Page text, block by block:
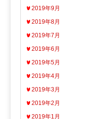
2019年9月
2019年8月
2019年7月
2019年6月
2019年5月
2019年4月
2019年3月
2019年2月
2019年1月